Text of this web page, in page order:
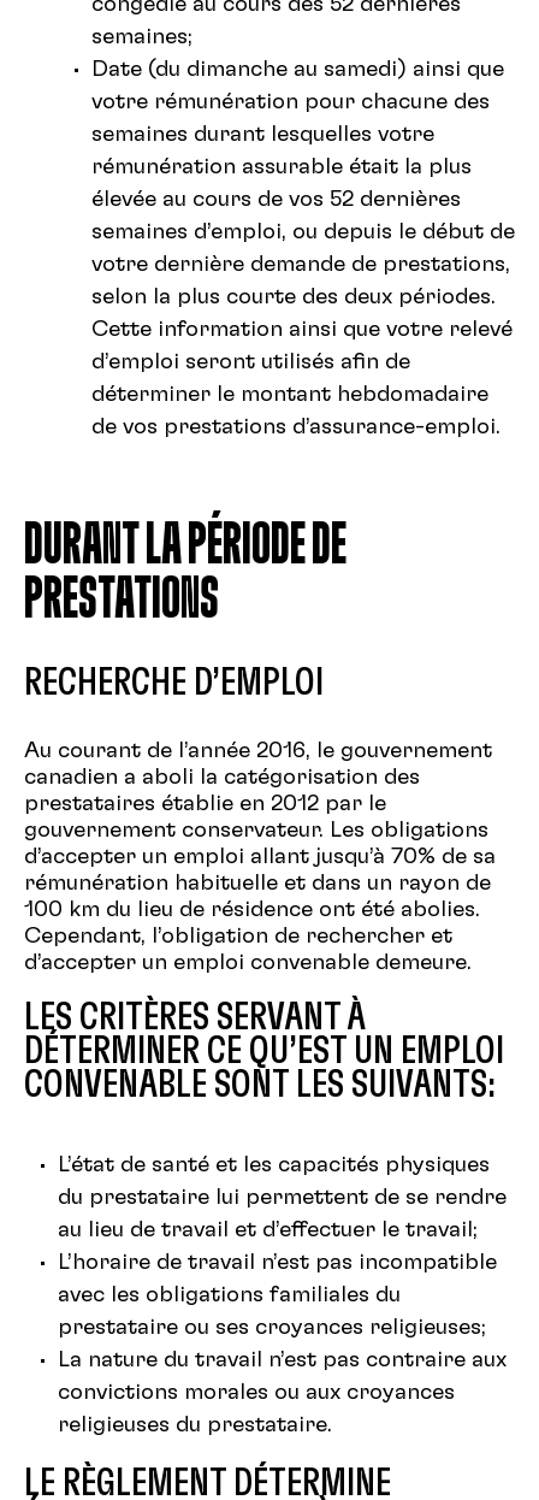
congédié au cours des 52 dernières
semaines;
Date (du dimanche au samedi) ainsi que
votre rémunération pour chacune des
semaines durant lesquelles votre
rémunération assurable était la plus
élevée au cours de vos 52 dernières
semaines d’emploi, ou depuis le début de
votre dernière demande de prestations,
selon la plus courte des deux périodes.
Cette information ainsi que votre relevé
d’emploi seront utilisés afin de
déterminer le montant hebdomadaire
de vos prestations d’assurance-emploi.
DURANT LA PÉRIODE DE
PRESTATIONS
RECHERCHE D’EMPLOI
Au courant de l’année 2016, le gouvernement
canadien a aboli la catégorisation des
prestataires établie en 2012 par le
gouvernement conservateur. Les obligations
d’accepter un emploi allant jusqu’à 70% de sa
rémunération habituelle et dans un rayon de
100 km du lieu de résidence ont été abolies.
Cependant, l’obligation de rechercher et
d’accepter un emploi convenable demeure.
LES CRITÈRES SERVANT À
DÉTERMINER CE QU’EST UN EMPLOI
CONVENABLE SONT LES SUIVANTS:
L’état de santé et les capacités physiques
du prestataire lui permettent de se rendre
au lieu de travail et d’effectuer le travail;
L’horaire de travail n’est pas incompatible
avec les obligations familiales du
prestataire ou ses croyances religieuses;
La nature du travail n’est pas contraire aux
convictions morales ou aux croyances
religieuses du prestataire.
LE RÈGLEMENT DÉTERMINE